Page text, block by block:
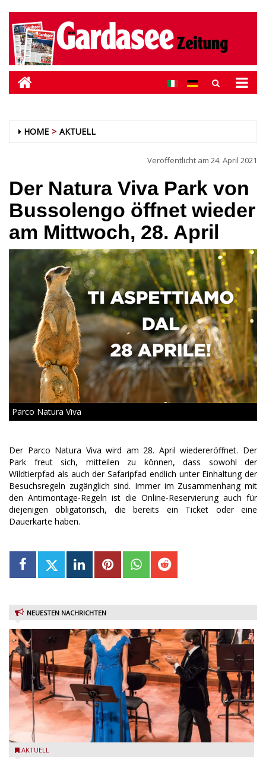
HOME AKTUELL
Veröffentlicht am 24. April 2021
Der Natura Viva Park von
Bussolengo öffnet wieder
am Mittwoch, 28. April
Parco Natura Viva
Der Parco Natura Viva wird am 28. April wiedereröffnet. Der
Park freut sich, mitteilen zu können, dass sowohl der
Wildtierpfad als auch der Safaripfad endlich unter Einhaltung der
Besuchsregeln zugänglich sind. Immer im Zusammenhang mit
den Antimontage-Regeln ist die Online-Reservierung auch für
diejenigen obligatorisch, die bereits ein Ticket oder eine
Dauerkarte haben.
NEUESTEN NACHRICHTEN
Estate Musicale del Garda: Salò ehrt Nino Rota
AKTUELL